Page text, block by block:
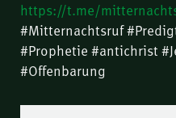
https://t.me/
#Mitternachtsruf
#Prophetie #antichrist
#Offenbarung